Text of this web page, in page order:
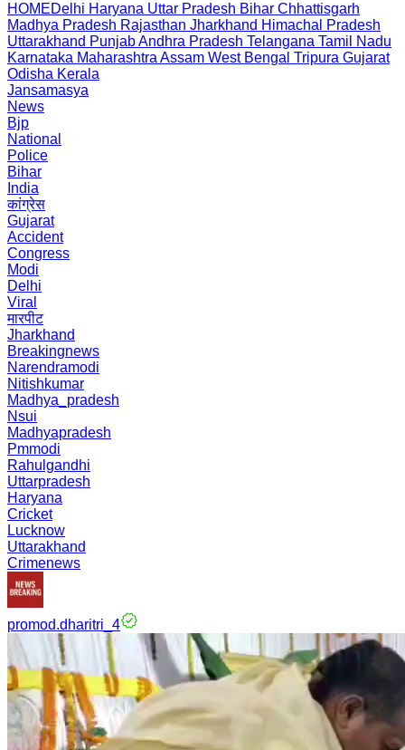
HOMEDelhi Haryana Uttar Pradesh Bihar Chhattisgarh
Madhya Pradesh Rajasthan Jharkhand Himachal Pradesh
Uttarakhand PunjabAndhra Pradesh Telangana Tamil Nadu
Karnataka Maharashtra Assam West Bengal Tripura Gujarat
Odisha Kerala
Jansamasya
News
Bjp
National
Police
Bihar
India
कांग्रेस
Gujarat
Accident
Congress
Modi
Delhi
Viral
मारपीट
Jharkhand
Breakingnews
Narendramodi
Nitishkumar
Madhya_pradesh
Nsui
Madhyapradesh
Pmmodi
Rahulgandhi
Uttarpradesh
Haryana
Cricket
Lucknow
Uttarakhand
Crimenews
promod.dharitri_4